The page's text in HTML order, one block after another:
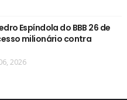
Espíndola do BBB 26 de
milionário contra
2026